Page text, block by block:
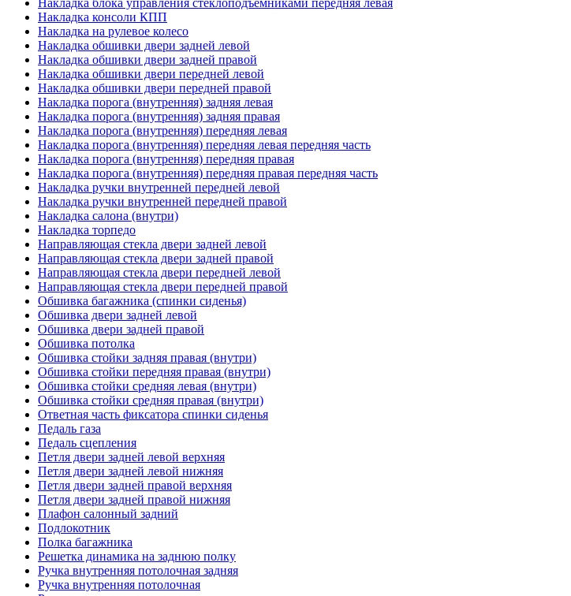
Накладка консоли КПП
Накладка на рулевое колесо
Накладка обшивки двери задней левой
Накладка обшивки двери задней правой
Накладка обшивки двери передней левой
Накладка обшивки двери передней правой
Накладка порога (внутренняя) задняя левая
Накладка порога (внутренняя) задняя правая
Накладка порога (внутренняя) передняя левая
Накладка порога (внутренняя) передняя левая передняя часть
Накладка порога (внутренняя) передняя правая
Накладка порога (внутренняя) передняя правая передняя часть
Накладка ручки внутренней передней левой
Накладка ручки внутренней передней правой
Накладка салона (внутри)
Накладка торпедо
Направляющая стекла двери задней левой
Направляющая стекла двери задней правой
Направляющая стекла двери передней левой
Направляющая стекла двери передней правой
Обшивка багажника (спинки сиденья)
Обшивка двери задней левой
Обшивка двери задней правой
Обшивка потолка
Обшивка стойки задняя правая (внутри)
Обшивка стойки передняя правая (внутри)
Обшивка стойки средняя левая (внутри)
Обшивка стойки средняя правая (внутри)
Ответная часть фиксатора спинки сиденья
Педаль газа
Педаль сцепления
Петля двери задней левой верхняя
Петля двери задней левой нижняя
Петля двери задней правой верхняя
Петля двери задней правой нижняя
Плафон салонный задний
Подлокотник
Полка багажника
Решетка динамика на заднюю полку
Ручка внутренняя потолочная задняя
Ручка внутренняя потолочная